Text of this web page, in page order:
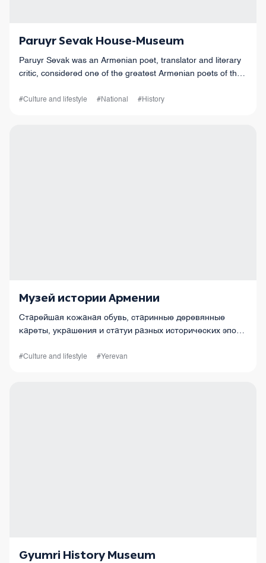
Paruyr Sevak House-Museum
Paruyr Sevak was an Armenian poet, translator and literary
critic, considered one of the greatest Armenian poets of the
#Culture and lifestyle #National #History
Музей истории Армении
Старейшая кожаная обувь, старинные деревянные
кареты, украшения и статуи разных исторических эпох
музея.
#Culture and lifestyle #Yerevan
Gyumri History Museum